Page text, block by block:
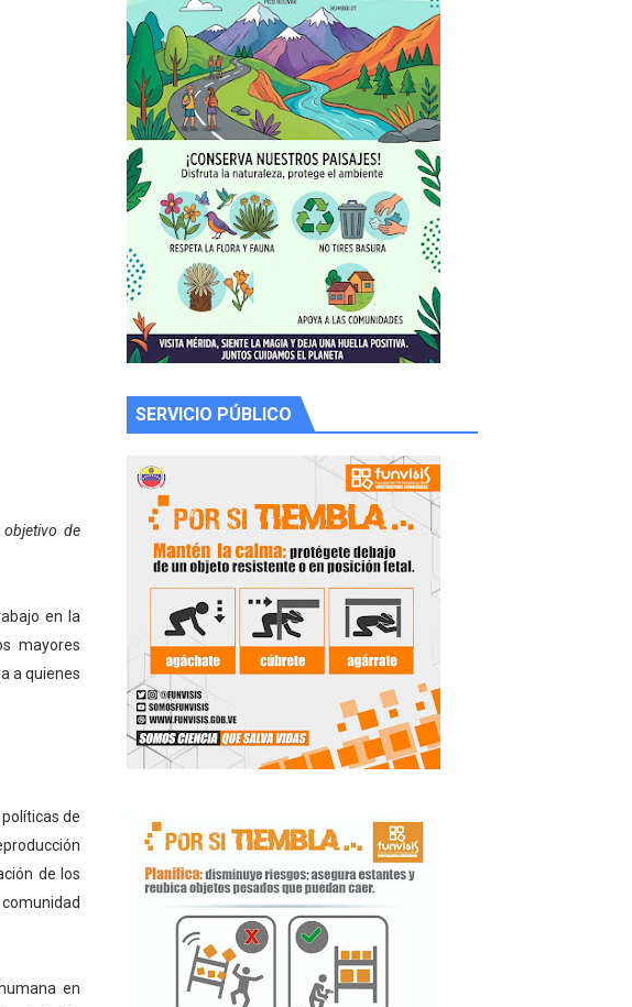
Inés
Materna
y productores
del municipio Libertador
de
en la
mayores
a quienes
de
de los
en
SERVICIO PÚBLICO